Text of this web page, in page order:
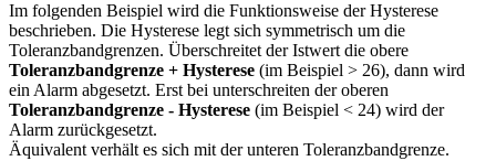
Im folgenden Beispiel wird die Funktionsweise der Hysterese
beschrieben. Die Hysterese legt sich symmetrisch um die
Toleranzbandgrenzen. Überschreitet der Istwert die obere
Toleranzbandgrenze + Hysterese (im Beispiel > 26), dann wird
ein Alarm abgesetzt. Erst bei unterschreiten der oberen
Toleranzbandgrenze - Hysterese (im Beispiel < 24) wird der
Alarm zurückgesetzt.
Äquivalent verhält es sich mit der unteren Toleranzbandgrenze.